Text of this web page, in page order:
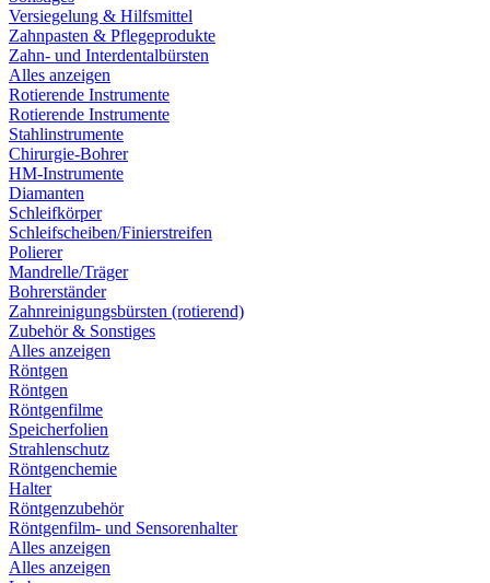
Versiegelung & Hilfsmittel
Zahnpasten & Pflegeprodukte
Zahn- und Interdentalbürsten
Alles anzeigen
Rotierende Instrumente
Rotierende Instrumente
Stahlinstrumente
Chirurgie-Bohrer
HM-Instrumente
Diamanten
Schleifkörper
Schleifscheiben/Finierstreifen
Polierer
Mandrelle/Träger
Bohrerständer
Zahnreinigungsbürsten (rotierend)
Zubehör & Sonstiges
Alles anzeigen
Röntgen
Röntgen
Röntgenfilme
Speicherfolien
Strahlenschutz
Röntgenchemie
Halter
Röntgenzubehör
Röntgenfilm- und Sensorenhalter
Alles anzeigen
Alles anzeigen